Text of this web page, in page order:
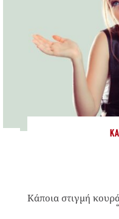
Κάποια στιγμή